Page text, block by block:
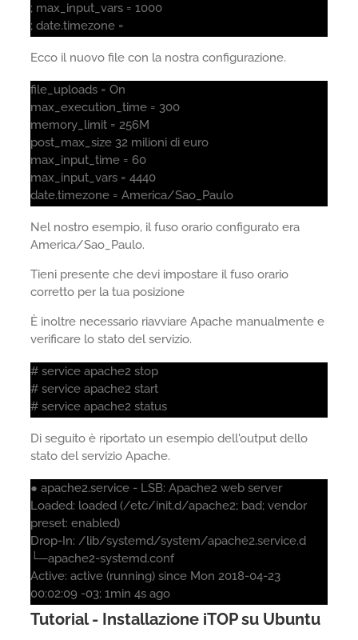
; max_input_vars = 1000
; date.timezone =
Ecco il nuovo file con la nostra configurazione.
file_uploads = On
max_execution_time = 300
memory_limit = 256M
post_max_size 32 milioni di euro
max_input_time = 60
max_input_vars = 4440
date.timezone = America/Sao_Paulo
Nel nostro esempio, il fuso orario configurato era
America/Sao_Paulo.
Tieni presente che devi impostare il fuso orario
corretto per la tua posizione
È inoltre necessario riavviare Apache manualmente e
verificare lo stato del servizio.
# service apache2 stop
# service apache2 start
# service apache2 status
Di seguito è riportato un esempio dell'output dello
stato del servizio Apache.
● apache2.service - LSB: Apache2 web server
Loaded: loaded (/etc/init.d/apache2; bad; vendor
preset: enabled)
Drop-In: /lib/systemd/system/apache2.service.d
└─apache2-systemd.conf
Active: active (running) since Mon 2018-04-23
00:02:09 -03; 1min 4s ago
Tutorial - Installazione iTOP su Ubuntu